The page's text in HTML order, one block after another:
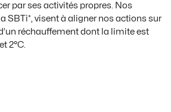
par ses activités propres. Nos
SBTi*, visent à aligner nos actions sur
réchauffement dont la limite est
2°C.